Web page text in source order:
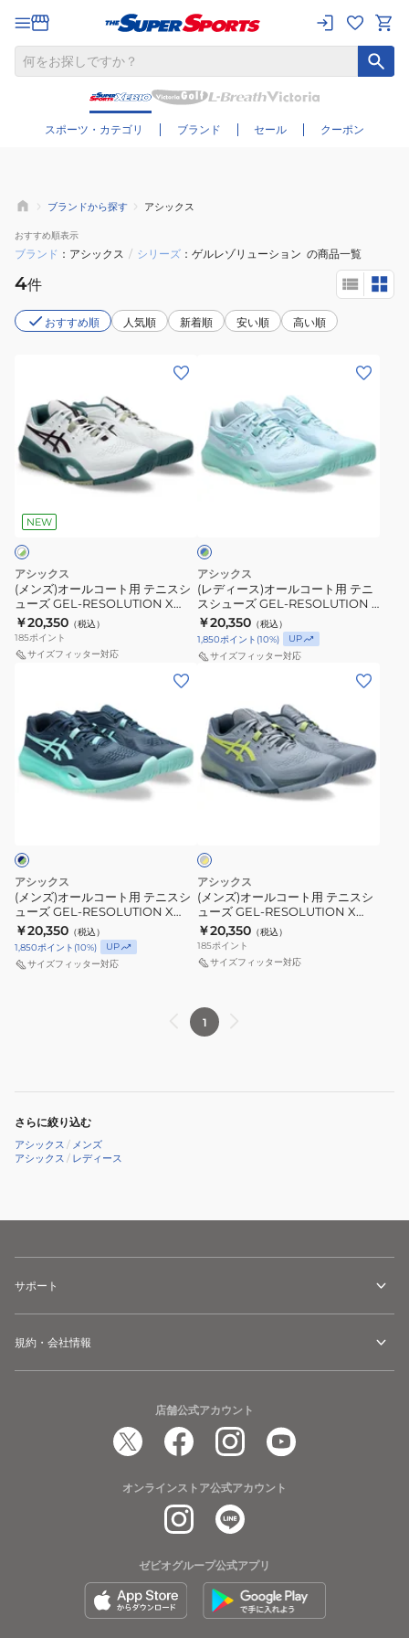
スポーツ・カテゴリ ブランド セール クーポン
さらに絞り込む
ブランドから探す アシックス
おすすめ順表示
ブランド アシックス / シリーズ ゲルレゾリューション の商品一覧
4件
おすすめ順 人気順 新着順 安い順 高い順
ズ)
オ
ー
ル
ー
ト
用
テ
ニ
ス
シ
ズ
GEL-
RESOLUTION
NEW
アシックス
(メンズ)オールコート用 テニスシ
ューズ GEL-RESOLUTION X
1041A481.104
￥20,350 （税込）
185ポイント
サイズフィッター対応
ー
ス)
オ
コ
ー
ト
用
テ
ニ
ュ
ー
ズ
GEL-
RESOLUTION
ブ
リ
ー
ン
アシックス
(レディース)オールコート用 テニ
スシューズ GEL-RESOLUTION X
1042A279.402
￥20,350 （税込）
1,850ポイント (10%)
UP
サイズフィッター対応
ズ)
オ
ー
ル
ト
用
テ
ニ
ス
シ
X
1041A481.404
アシックス
(メンズ)オールコート用 テニスシ
ューズ GEL-RESOLUTION X
1041A481.404
￥20,350 （税込）
1,850ポイント (10%)
UP
サイズフィッター対応
ズ)
オ
ー
ル
ト
用
テ
ニ
ス
シ
ズ
X
グ
エ
ロ
ー
アシックス
(メンズ)オールコート用 テニスシ
ューズ GEL-RESOLUTION X
1041A481.402
￥20,350 （税込）
185ポイント
サイズフィッター対応
1
さらに絞り込む
アシックス / メンズ
アシックス / レディース
サポート
規約・会社情報
店舗公式アカウント
オンラインストア公式アカウント
ゼビオグループ公式アプリ